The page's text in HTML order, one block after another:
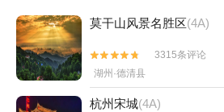
莫干山风景名胜区(4A)


3315条评论
湖州·德清县
杭州宋城(4A)